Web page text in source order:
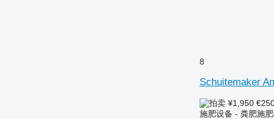
8
Schuitemaker
¥1,950
施肥设备 - 粪肥施